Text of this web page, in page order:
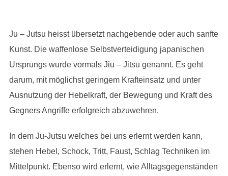
Ju – Jutsu heisst übersetzt nachgebende oder auch sanfte
Kunst. Die waffenlose Selbstverteidigung japanischen
Ursprungs wurde vormals Jiu – Jitsu genannt. Es geht
darum, mit möglichst geringem Krafteinsatz und unter
Ausnutzung der Hebelkraft, der Bewegung und Kraft des
Gegners Angriffe erfolgreich abzuwehren.
In dem Ju-Jutsu welches bei uns erlernt werden kann,
stehen Hebel, Schock, Tritt, Faust, Schlag Techniken im
Mittelpunkt. Ebenso wird erlernt, wie Alltagsgegenständen